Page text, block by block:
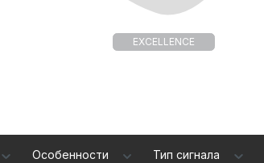
EXCELLENCE
Особенности Тип сигнала